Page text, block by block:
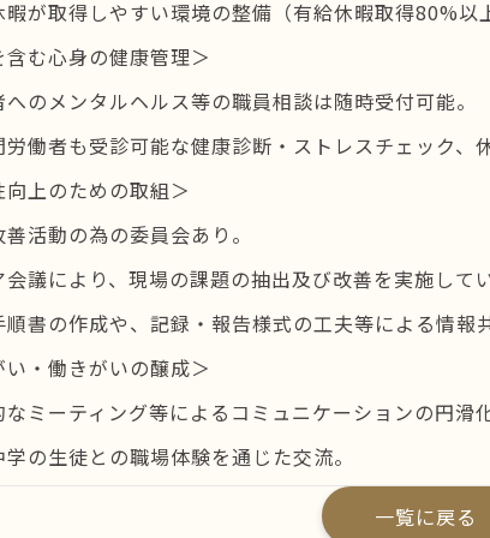
暇が取得しやすい環境の整備（有給休暇取得80%以
含む心身の健康管理＞
へのメンタルヘルス等の職員相談は随時受付可能。
労働者も受診可能な健康診断・ストレスチェック
向上のための取組＞
善活動の為の委員会あり。
会議により、現場の課題の抽出及び改善を実施してい
順書の作成や、記録・報告様式の工夫等による情報
い・働きがいの醸成＞
なミーティング等によるコミュニケーションの円滑
学の生徒との職場体験を通じた交流。
一覧に戻る